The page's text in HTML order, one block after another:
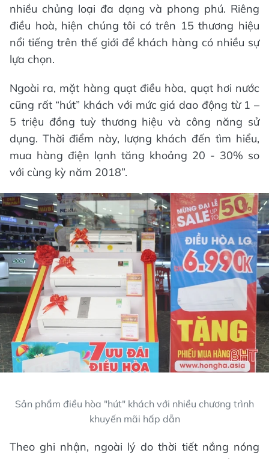
nhiều chủng loại đa dạng và phong phú. Riêng
điều hoà, hiện chúng tôi có trên 15 thương hiệu
nổi tiếng trên thế giới để khách hàng có nhiều sự
lựa chọn.
Ngoài ra, mặt hàng quạt điều hòa, quạt hơi nước
cũng rất “hút” khách với mức giá dao động từ 1 –
5 triệu đồng tuỳ thương hiệu và công năng sử
dụng. Thời điểm này, lượng khách đến tìm hiểu,
mua hàng điện lạnh tăng khoảng 20 - 30% so
với cùng kỳ năm 2018”.
Sản phẩm điều hòa "hút" khách với nhiều chương trình
khuyến mãi hấp dẫn
Theo ghi nhận, ngoài lý do thời tiết nắng nóng